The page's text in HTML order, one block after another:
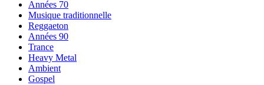
Années 70
Musique traditionnelle
Reggaeton
Années 90
Trance
Heavy Metal
Ambient
Gospel